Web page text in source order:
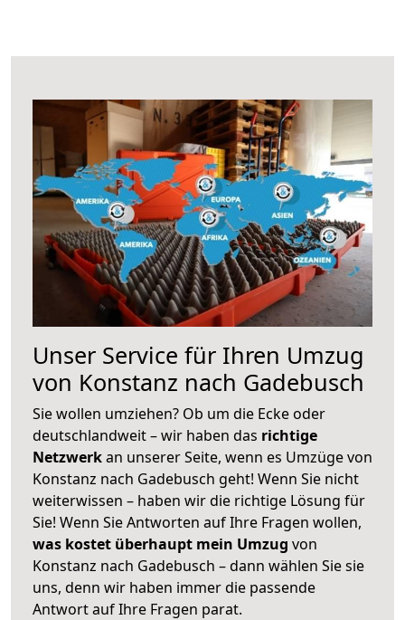
Unser Service für Ihren Umzug
von Konstanz nach Gadebusch
Sie wollen umziehen? Ob um die Ecke oder
deutschlandweit – wir haben das richtige
Netzwerkan unserer Seite, wenn es Umzüge von
Konstanz nach Gadebusch geht! Wenn Sie nicht
weiterwissen – haben wir die richtige Lösung für
Sie! Wenn Sie Antworten auf Ihre Fragen wollen,
was kostet überhaupt mein Umzug von
Konstanz nach Gadebusch – dann wählen Sie sie
uns, denn wir haben immer die passende
Antwort auf Ihre Fragen parat.